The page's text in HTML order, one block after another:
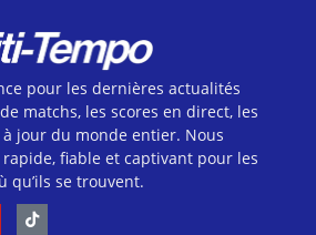
pour les dernières actualités
matchs, les scores en direct, les
jour du monde entier. Nous
fiable et captivant pour les
qu’ils se trouvent.